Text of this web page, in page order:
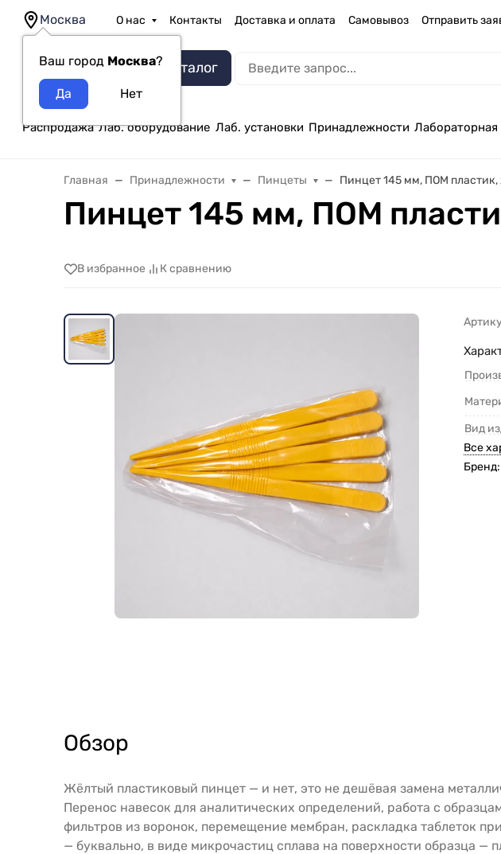
Москва
Ваш город Москва?
О нас Контакты Доставка и оплата Самовывоз Отправить
Каталог
Распродажа Лаб. оборудование Лаб. установки Принадлежности Лабораторная
Главная Принадлежности Пинцеты Пинцет 145 мм, ПОМ пластик,
Пинцет 145 мм, ПОМ
В избранное К сравнению
Вид
Все
Бренд:
Обзор
Жёлтый пластиковый пинцет — и нет, это не дешёвая замена
Перенос навесок для аналитических определений, работа с
фильтров из воронок, перемещение мембран, раскладка таблеток
— буквально, в виде микрочастиц сплава на поверхности образца —